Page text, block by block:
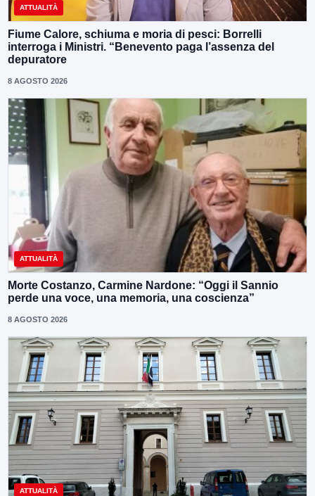
ATTUALITÀ
Fiume Calore, schiuma e moria di pesci: Borrelli
interroga i Ministri. “Benevento paga l’assenza del
depuratore
8 AGOSTO 2026
ATTUALITÀ
Morte Costanzo, Carmine Nardone: “Oggi il Sannio
perde una voce, una memoria, una coscienza”
8 AGOSTO 2026
ATTUALITÀ